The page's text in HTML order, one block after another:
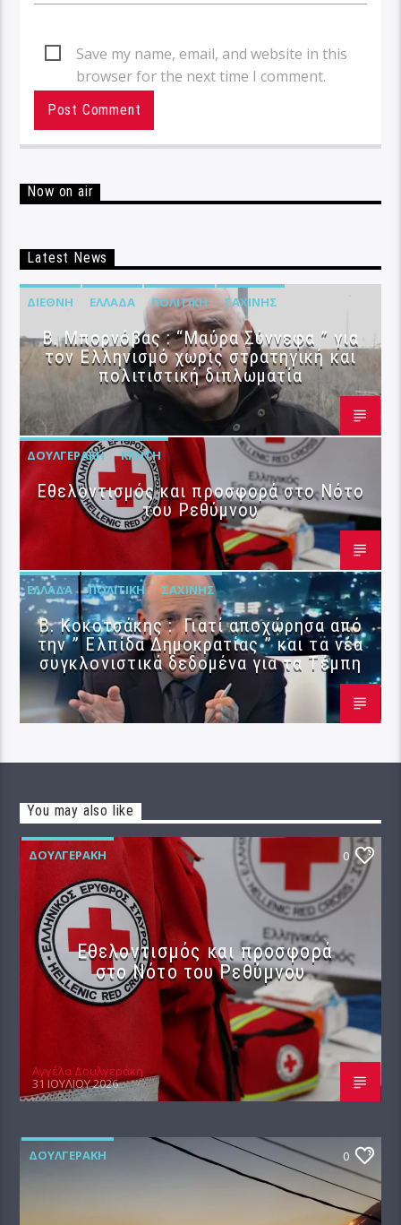
Save my name, email, and website in this
browser for the next time I comment.
Now on air
Latest News
ΔΙΕΘΝΉ ΕΛΛΆΔΑ ΠΟΛΙΤΙΚΉ ΣΑΧΊΝΗΣ
B. Μπορνόβας : “Μαύρα Σύννεφα ” για
τον Ελληνισμό χωρίς στρατηγική και
πολιτιστική διπλωματία
ΔΟΥΛΓΕΡΆΚΗ ΚΡΉΤΗ
Εθελοντισμός και προσφορά στο Νότο
του Ρεθύμνου
ΕΛΛΆΔΑ ΠΟΛΙΤΙΚΉ ΣΑΧΊΝΗΣ
Β. Κοκοτσάκης : Γιατί αποχώρησα από
την ” Ελπίδα Δημοκρατίας ” και τα νέα
συγκλονιστικά δεδομένα για τα Τέμπη
You may also like
ΔΟΥΛΓΕΡΆΚΗ 0
Εθελοντισμός και προσφορά
στο Νότο του Ρεθύμνου
Αγγέλα Δουλγεράκη
31 ΙΟΥΛΊΟΥ 2026
ΔΟΥΛΓΕΡΆΚΗ 0